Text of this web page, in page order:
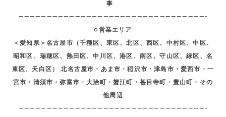
事
—————————————————————————————————-
○営業エリア
＜愛知県＞名古屋市（千種区、東区、北区、西区、中村区、中区、
昭和区、瑞穂区、熱田区、中川区、港区、南区、守山区、緑区、名
東区、天白区） 北名古屋市・あま市・稲沢市・津島市・愛西市・一
宮市・清須市・弥富市・大治町・蟹江町・甚目寺町・豊山町・その
他周辺
—————————————————————————————————-